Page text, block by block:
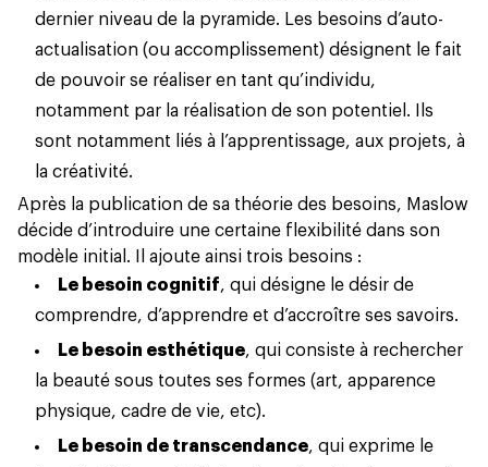
dernier niveau de la pyramide. Les besoins d’auto-
actualisation (ou accomplissement) désignent le fait
de pouvoir se réaliser en tant qu’individu,
notamment par la réalisation de son potentiel. Ils
sont notamment liés à l’apprentissage, aux projets, à
la créativité.
Après la publication de sa théorie des besoins, Maslow
décide d’introduire une certaine flexibilité dans son
modèle initial. Il ajoute ainsi trois besoins :
Le besoin cognitif, qui désigne le désir de
comprendre, d’apprendre et d’accroître ses savoirs.
Le besoin esthétique, qui consiste à rechercher
la beauté sous toutes ses formes (art, apparence
physique, cadre de vie, etc).
Le besoin de transcendance, qui exprime le